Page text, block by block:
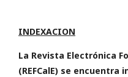
INDEXACION
La Revista Electrónica
(REFCalE) se